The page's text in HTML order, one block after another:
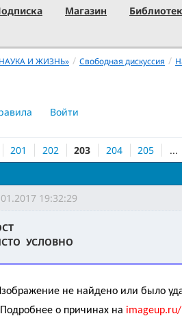
Магазин
И ЖИЗНЬ» / Свободная дискуссия /
Войти
201 202 203 204 205 ...
19:32:29
УСЛОВНО